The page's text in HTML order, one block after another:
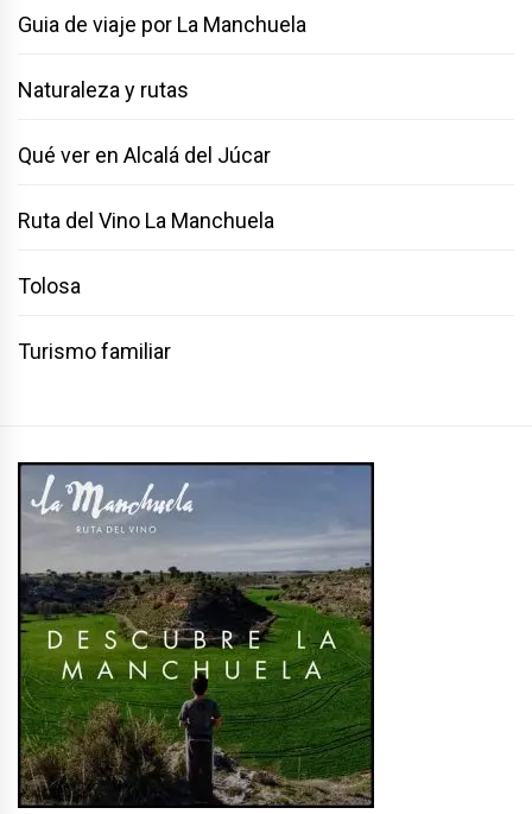
Guia de viaje por La Manchuela
Naturaleza y rutas
Qué ver en Alcalá del Júcar
Ruta del Vino La Manchuela
Tolosa
Turismo familiar